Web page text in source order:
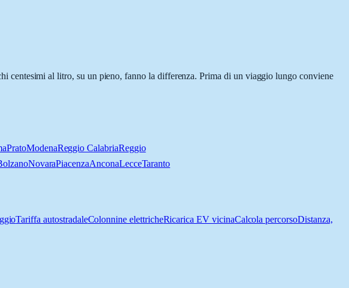
centesimi al litro, su un pieno, fanno la differenza. Prima di un viaggio lungo conviene
PratoModenaReggio CalabriaReggio
NovaraPiacenzaAnconaLecceTaranto
Tariffa autostradaleColonnine elettricheRicarica EV vicinaCalcola percorsoDistanza,